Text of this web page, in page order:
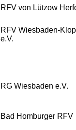
RFV von Lützow
RFV Wiesbaden-
e.V.
RG Wiesbaden e.V.
Bad Homburger RFV